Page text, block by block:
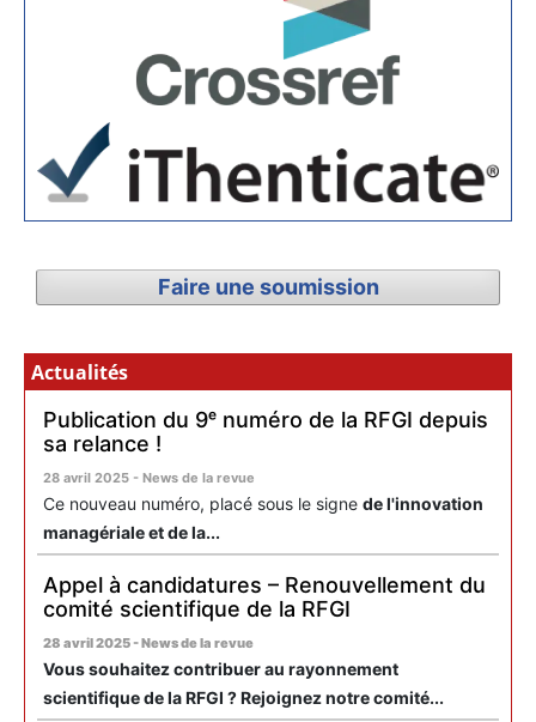
Faire une soumission
Actualités
Publication du 9ᵉ numéro de la RFGI depuis
sa relance !
28 avril 2025 - News de la revue
Ce nouveau numéro, placé sous le signe de l'innovation
managériale et de la...
Appel à candidatures – Renouvellement du
comité scientifique de la RFGI
28 avril 2025 - News de la revue
Vous souhaitez contribuer au rayonnement
scientifique de la RFGI ? Rejoignez notre comité...